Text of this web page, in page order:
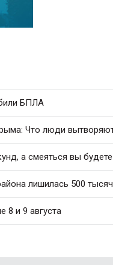
БПЛА
Что люди
а смеяться вы
лишилась 500
8 и 9 августа